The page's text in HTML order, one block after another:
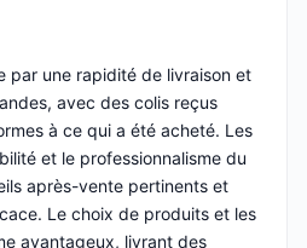
par une rapidité de livraison et
avec des colis reçus
à ce qui a été acheté. Les
et le professionnalisme du
après-vente pertinents et
Le choix de produits et les
avantageux, livrant des